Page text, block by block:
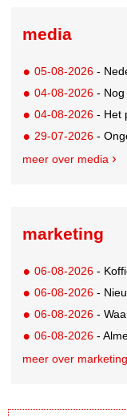
media
05-08-2026 -
04-08-2026 - Nog
04-08-2026 - Het
29-07-2026 -
meer over media
marketing
06-08-2026 -
06-08-2026 - Nieuwe
06-08-2026 -
06-08-2026 -
meer over marketing